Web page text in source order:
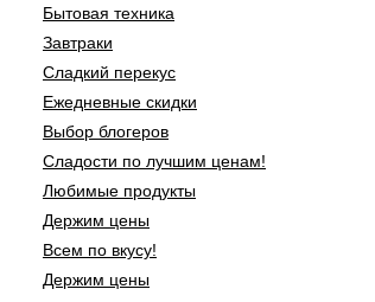
Бытовая техника
Завтраки
Сладкий перекус
Ежедневные скидки
Выбор блогеров
Сладости по лучшим ценам!
Любимые продукты
Держим цены
Всем по вкусу!
Держим цены